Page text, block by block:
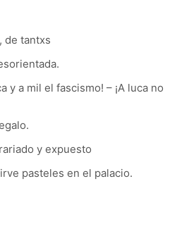
de tantxs
y a mil el fascismo! – ¡A luca no
y expuesto
pasteles en el palacio.